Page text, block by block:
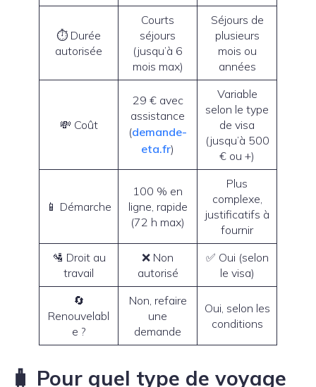
⏱ Durée
autorisée
Courts
séjours
(jusqu’à 6
mois max)
Séjours de
plusieurs
mois ou
années
💸 Coût
29 € avec
assistance
(demande-
eta.fr)
Variable
selon le type
de visa
(jusqu’à 500
€ ou +)
📱 Démarche
100 % en
ligne, rapide
(72 h max)
Plus
complexe,
justificatifs à
fournir
🛂 Droit au
travail
❌ Non
autorisé
✅ Oui (selon
le visa)
🔄
Renouvelabl
e ?
Non, refaire
une
demande
Oui, selon les
conditions
🧳 Pour quel type de voyage